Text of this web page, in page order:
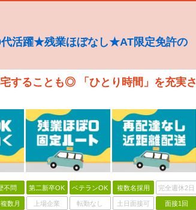
活躍★残業ほぼなし★AT限定免許の
することも◎ 「ひとり時間」を充実さ
不問 第二新卒OK ベテランOK 複数名採用 完全週休2日
数月 上場企業 転勤なし 土日面接可 面接1回